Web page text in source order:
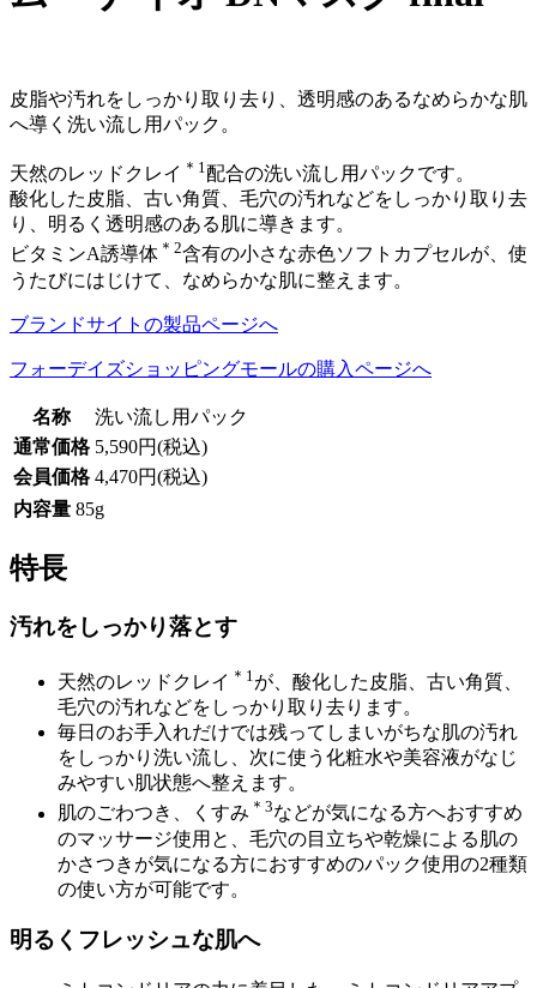
皮脂や汚れをしっかり取り去り、透明感のあるなめらかな肌
へ導く洗い流し用パック。
天然のレッドクレイ ＊1 配合の洗い流し用パックです。
酸化した皮脂、古い角質、毛穴の汚れなどをしっかり取り去
り、明るく透明感のある肌に導きます。
ビタミンA誘導体 ＊2含有の小さな赤色ソフトカプセルが、使
うたびにはじけて、なめらかな肌に整えます。
ブランドサイトの製品ページへ
フォーデイズショッピングモールの購入ページへ
名称
洗い流し用パック
通常価格 5,590円(税込)
会員価格 4,470円(税込)
内容量 85g
特長
汚れをしっかり落とす
天然のレッドクレイ ＊1が、酸化した皮脂、古い角質、
毛穴の汚れなどをしっかり取り去ります。
毎日のお手入れだけでは残ってしまいがちな肌の汚れ
をしっかり洗い流し、次に使う化粧水や美容液がなじ
みやすい肌状態へ整えます。
肌のごわつき、くすみ ＊3などが気になる方へおすすめ
のマッサージ使用と、毛穴の目立ちや乾燥による肌の
かさつきが気になる方におすすめのパック使用の2種類
の使い方が可能です。
明るくフレッシュな肌へ